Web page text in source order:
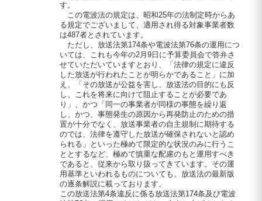
す。
この電波法の規定は、昭和25年の法制定時からあ
る規定でございまして、適用され得る対象事業者数
は487者とされています。
ただし、放送法第174条や電波法第76条の運用につ
いては、これも今年の2月9日に予算委員会で答弁さ
せていただいていますとおり、「法律の規定に違反
した放送が行われたことが明らかであること」に加
え、「その放送が公益を害し、放送法の目的にも反
し、これを将来に向けて阻止することが必要であ
り」、かつ「同一の事業者が同様の事態を繰り返
し、かつ、事態発生の原因から再発防止のための措
置が十分でなく、放送事業者の自主規制に期待する
のでは、法律を遵守した放送が確保されないと認め
られる」といった極めて限定的な状況のみに行うこ
ととするなど、極めて慎重な配慮のもと運用すべき
であると、従来から取り扱ってきています。その運
用基準といわれるものについても、放送法の最新版
の逐条解説に載っております。
この放送法第4条違反に係る放送法第174条及び電波